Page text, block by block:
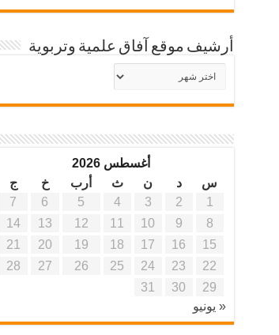
أرشيف موقع آفاق علمية وتربوية
أرشيف
موقع
أغسطس 2026
س
د ن ث أرب خ
ج
1
2
3
4
5
6
7
8
9
10
11
12
13
14
15
16
17
18
19
20
21
22
23
24
25
26
27
28
29
30
31
« يونيو